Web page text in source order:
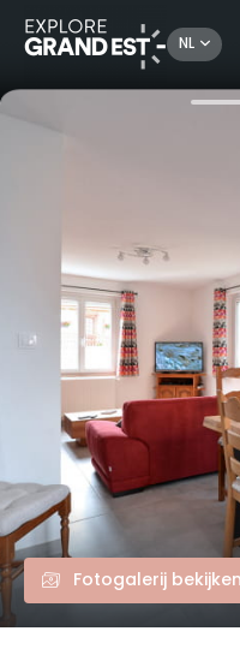
NL
Kijk je ogen uit in de Grand Est
Fotogalerij bekijken